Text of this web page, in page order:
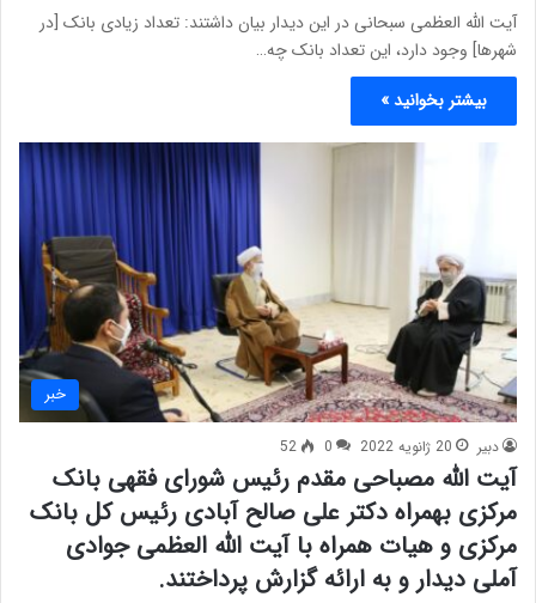
آیت الله العظمی سبحانی در این دیدار بیان داشتند: تعداد زیادی بانک [در
شهرها] وجود دارد، این تعداد بانک چه…
بیشتر بخوانید »
خبر
دبیر 20 ژانویه 2022 0
52
آیت الله مصباحی مقدم رئیس شورای فقهی بانک
مرکزی بهمراه دکتر علی صالح آبادی رئیس کل بانک
مرکزی و هیات همراه با آیت الله العظمی جوادی
آملی دیدار و به ارائه گزارش پرداختند.